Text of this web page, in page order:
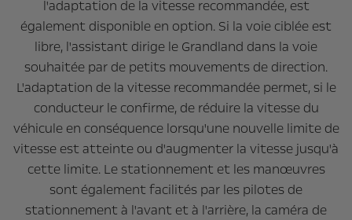
l'adaptation de la vitesse recommandée, est
également disponible en option. Si la voie ciblée est
libre, l'assistant dirige le Grandland dans la voie
souhaitée par de petits mouvements de direction.
L'adaptation de la vitesse recommandée permet, si le
conducteur le confirme, de réduire la vitesse du
véhicule en conséquence lorsqu'une nouvelle limite de
vitesse est atteinte ou d'augmenter la vitesse jusqu'à
cette limite. Le stationnement et les manœuvres
sont également facilités par les pilotes de
stationnement à l'avant et à l'arrière, la caméra de